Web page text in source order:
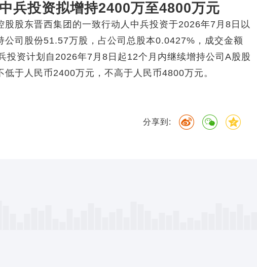
兵投资拟增持2400万至4800万元
股股东晋西集团的一致行动人中兵投资于2026年7月8日以
公司股份51.57万股，占公司总股本0.0427%，成交金额
投资计划自2026年7月8日起12个月内继续增持公司A股股
低于人民币2400万元，不高于人民币4800万元。
分享到: